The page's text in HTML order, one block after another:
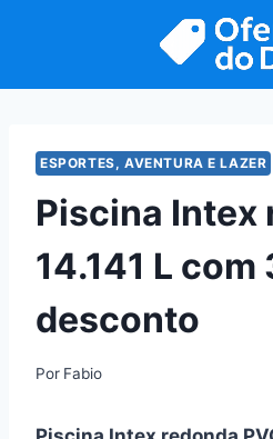
ESPORTES, AVENTURA E LAZER
Piscina Intex
14.141 L com
desconto
Por Fabio